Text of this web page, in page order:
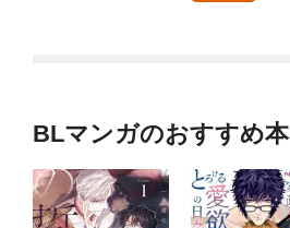
BLマンガのおすすめ本